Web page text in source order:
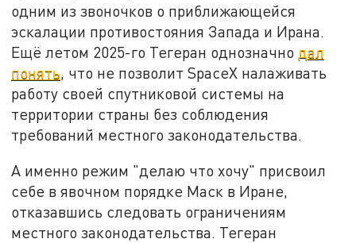
одним из звоночков о приближающейся
эскалации противостояния Запада и Ирана.
Ещё летом 2025-го Тегеран однозначно дал
понять, что не позволит SpaceX налаживать
работу своей спутниковой системы на
территории страны без соблюдения
требований местного законодательства.
А именно режим "делаю что хочу" присвоил
себе в явочном порядке Маск в Иране,
отказавшись следовать ограничениям
местного законодательства. Тегеран